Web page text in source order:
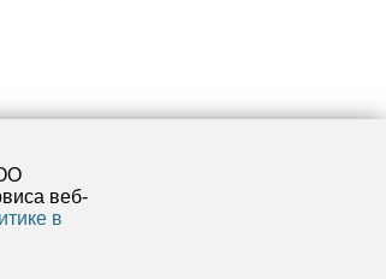
АРКТИКИ ИМЕНИ АКАДЕМИКА Н.П.
веб-
в